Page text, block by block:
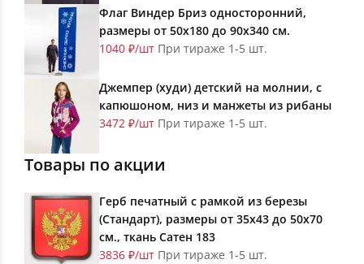
Флаг Виндер Бриз односторонний,
размеры от 50х180 до 90х340 см.
1040 ₽/шт При тираже 1-5 шт.
Джемпер (худи) детский на молнии, с
капюшоном, низ и манжеты из рибаны
3472 ₽/шт При тираже 1-5 шт.
Товары по акции
Герб печатный с рамкой из березы
(Стандарт), размеры от 35х43 до 50х70
см., ткань Сатен 183
3836 ₽/шт При тираже 1-5 шт.